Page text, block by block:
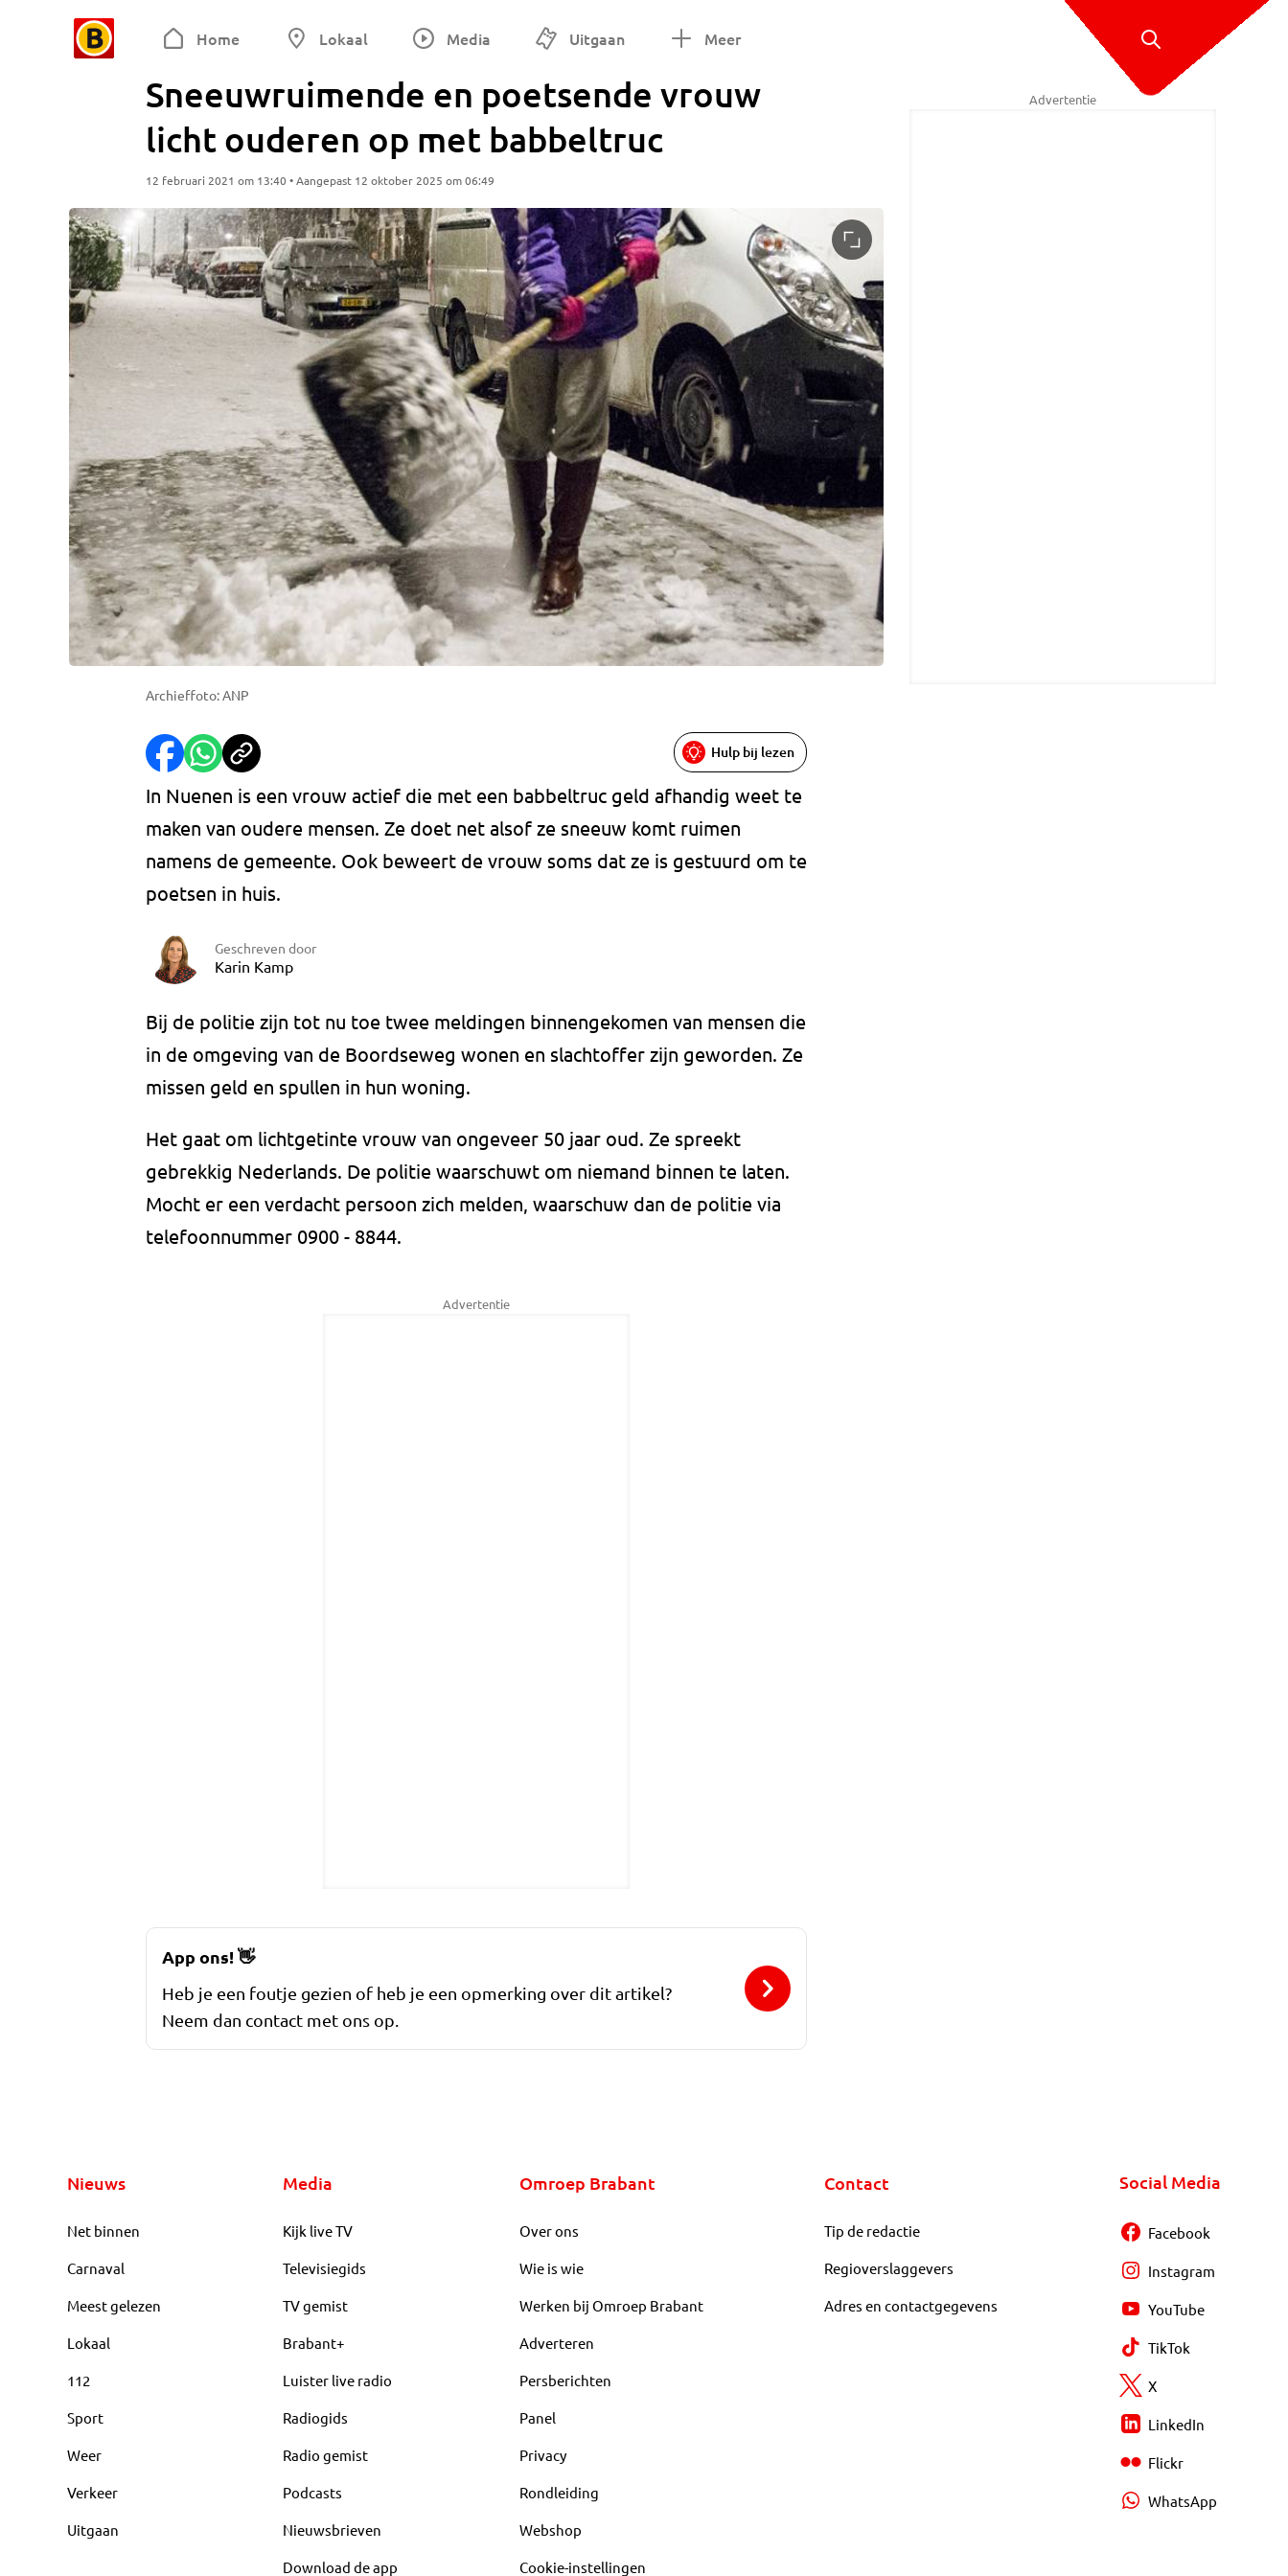
Home Lokaal Media Uitgaan Meer
Sneeuwruimende en poetsende vrouw
licht ouderen op met babbeltruc
12 februari 2021 om 13:40 • Aangepast 12 oktober 2025 om 06:49
Archieffoto: ANP
Hulp bij lezen
In Nuenen is een vrouw actief die met een babbeltruc geld afhandig weet te
maken van oudere mensen. Ze doet net alsof ze sneeuw komt ruimen
namens de gemeente. Ook beweert de vrouw soms dat ze is gestuurd om te
poetsen in huis.
Geschreven door
Karin Kamp
Bij de politie zijn tot nu toe twee meldingen binnengekomen van mensen die
in de omgeving van de Boordseweg wonen en slachtoffer zijn geworden. Ze
missen geld en spullen in hun woning.
Het gaat om lichtgetinte vrouw van ongeveer 50 jaar oud. Ze spreekt
gebrekkig Nederlands. De politie waarschuwt om niemand binnen te laten.
Mocht er een verdacht persoon zich melden, waarschuw dan de politie via
telefoonnummer 0900 - 8844.
Advertentie
Advertentie
App ons!👋
Heb je een foutje gezien of heb je een opmerking over dit artikel?
Neem dan contact met ons op.
Nieuws
Net binnen
Carnaval
Meest gelezen
Lokaal
112
Sport
Weer
Verkeer
Uitgaan
Media
Kijk live TV
Televisiegids
TV gemist
Brabant+
Luister live radio
Radiogids
Radio gemist
Podcasts
Nieuwsbrieven
Download de app
Omroep Brabant
Over ons
Wie is wie
Werken bij Omroep Brabant
Adverteren
Persberichten
Panel
Privacy
Rondleiding
Webshop
Cookie-instellingen
Contact
Tip de redactie
Regioverslaggevers
Adres en contactgegevens
Social Media
Facebook
Instagram
YouTube
TikTok
X
LinkedIn
Flickr
WhatsApp